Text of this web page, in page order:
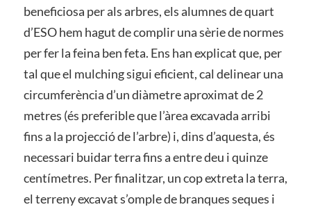
beneficiosa per als arbres, els alumnes de quart
d’ESO hem hagut de complir una sèrie de normes
per fer la feina ben feta. Ens han explicat que, per
tal que el mulching sigui eficient, cal delinear una
circumferència d’un diàmetre aproximat de 2
metres (és preferible que l’àrea excavada arribi
fins a la projecció de l’arbre) i, dins d’aquesta, és
necessari buidar terra fins a entre deu i quinze
centímetres. Per finalitzar, un cop extreta la terra,
el terreny excavat s’omple de branques seques i